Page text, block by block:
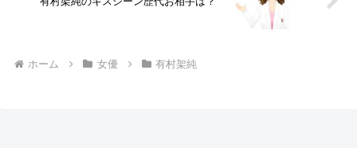
ホーム 女優 有村架純